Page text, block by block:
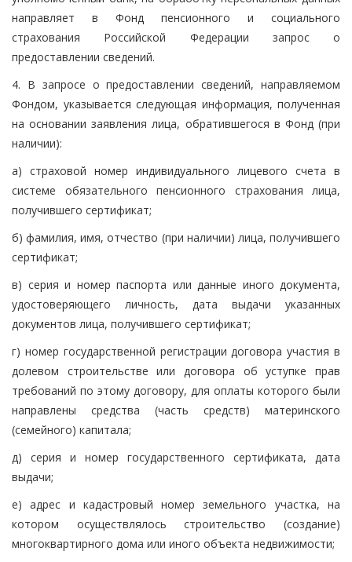
направляет в Фонд пенсионного и социального
страхования Российской Федерации запрос о
предоставлении сведений.
4. В запросе о предоставлении сведений, направляемом
Фондом, указывается следующая информация, полученная
на основании заявления лица, обратившегося в Фонд (при
наличии):
а) страховой номер индивидуального лицевого счета в
системе обязательного пенсионного страхования лица,
получившего сертификат;
б) фамилия, имя, отчество (при наличии) лица, получившего
сертификат;
в) серия и номер паспорта или данные иного документа,
удостоверяющего личность, дата выдачи указанных
документов лица, получившего сертификат;
г) номер государственной регистрации договора участия в
долевом строительстве или договора об уступке прав
требований по этому договору, для оплаты которого были
направлены средства (часть средств) материнского
(семейного) капитала;
д) серия и номер государственного сертификата, дата
выдачи;
е) адрес и кадастровый номер земельного участка, на
котором осуществлялось строительство (создание)
многоквартирного дома или иного объекта недвижимости;